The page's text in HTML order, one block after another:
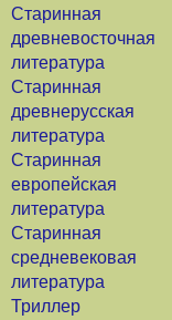
Старинная
древневосточная
литература
Старинная
древнерусская
литература
Старинная
европейская
литература
Старинная
средневековая
литература
Триллер